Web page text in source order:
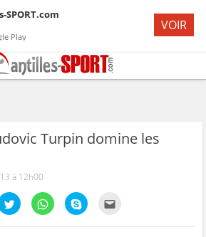
Turpin domine les
à 12h00
C
l
C
l
C
l
SPORT.com
Play
VOIR